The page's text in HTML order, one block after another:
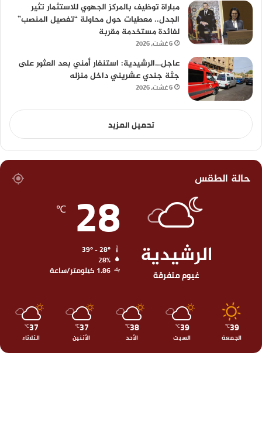
مباراة توظيف بالمركز الجهوي للاستثمار تثير
الجدل.. معطيات حول محاولة “تفصيل المنصب”
لفائدة مستخدمة مقربة
6 غشت، 2026
عاجل…الرشيدية: استنفار أمني بعد العثور على
جثة جندي عشريني داخل منزله
6 غشت، 2026
تحميل المزيد
حالة الطقس
الرشيدية
غيوم متفرقة
28
℃
28%
1.86 كيلومتر/ساعة
39
℃
الجمعة
39
℃
السبت
38
℃
الأحد
37
℃
الأثنين
37
℃
الثلاثاء